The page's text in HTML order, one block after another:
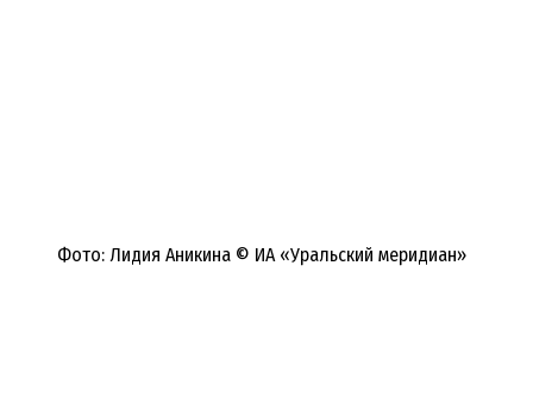
Фото: Лидия Аникина © ИА «Уральский меридиан»